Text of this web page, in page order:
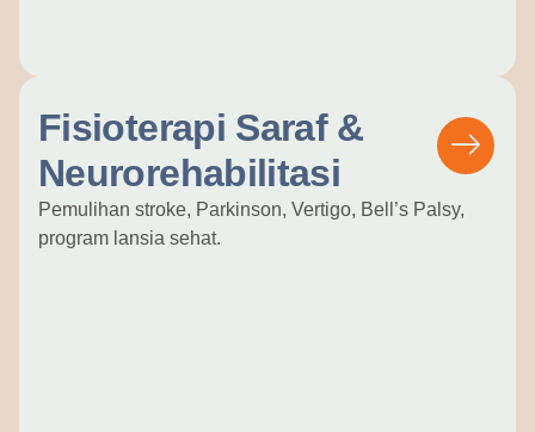
Fisioterapi Saraf &
Neurorehabilitasi
Pemulihan stroke, Parkinson, Vertigo, Bell’s Palsy,
program lansia sehat.